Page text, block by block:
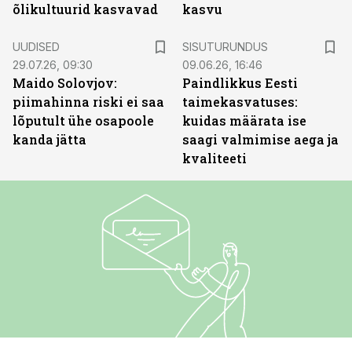
õlikultuurid kasvavad
kasvu
UUDISED
29.07.26, 09:30
Maido Solovjov:
piimahinna riski ei saa
lõputult ühe osapoole
kanda jätta
SISUTURUNDUS
09.06.26, 16:46
Paindlikkus Eesti
taimekasvatuses:
kuidas määrata ise
saagi valmimise aega ja
kvaliteeti